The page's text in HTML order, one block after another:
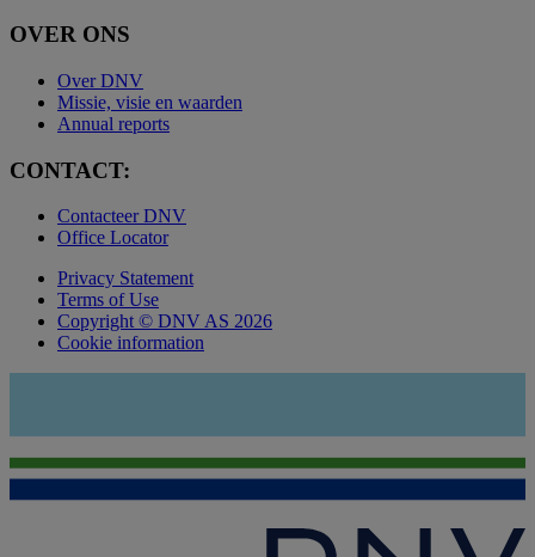
OVER ONS
Over DNV
Missie, visie en waarden
Annual reports
CONTACT:
Contacteer DNV
Office Locator
Privacy Statement
Terms of Use
Copyright © DNV AS 2026
Cookie information